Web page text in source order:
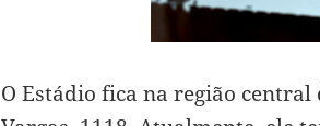
O Estádio fica na região